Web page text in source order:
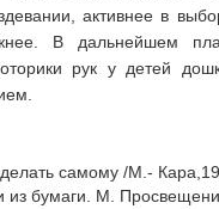
активнее в
В дальнейшем
рук у детей
самому /М.-
из бумаги. М.